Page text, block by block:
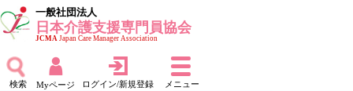
一般社団法人
日本介護支援専門員協会
JCMAJapan Care Manager Association
検索 Myページ ログイン/新規登録 メニュー